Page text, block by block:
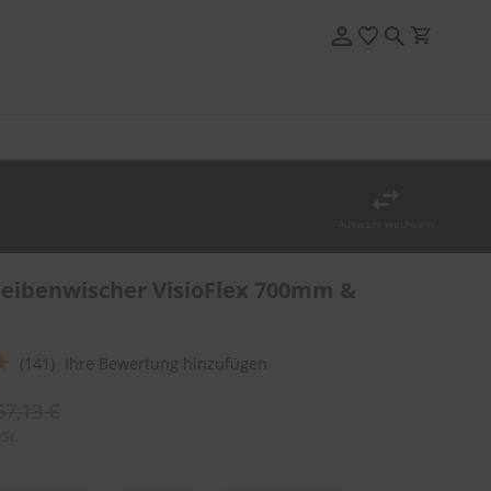
VisioFlex 700mm &
(141) Ihre Bewertung hinzufügen